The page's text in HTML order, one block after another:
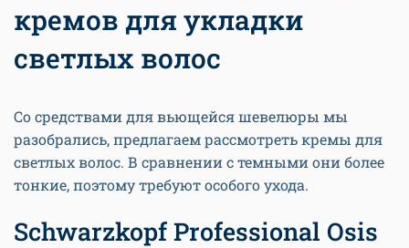
кремов для укладки
светлых волос
Со средствами для вьющейся шевелюры мы
разобрались, предлагаем рассмотреть кремы для
светлых волос. В сравнении с темными они более
тонкие, поэтому требуют особого ухода.
Schwarzkopf Professional Osis